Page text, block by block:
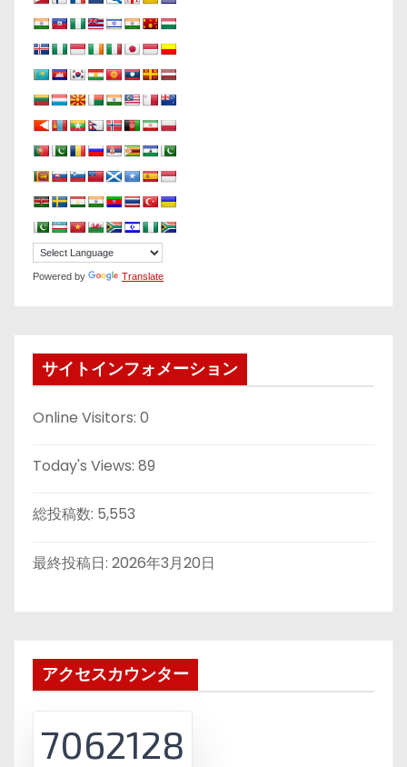
Powered by Translate
サイトインフォメーション
Online Visitors: 0
Today's Views: 89
総投稿数: 5,553
最終投稿日: 2026年3月20日
アクセスカウンター
7062128